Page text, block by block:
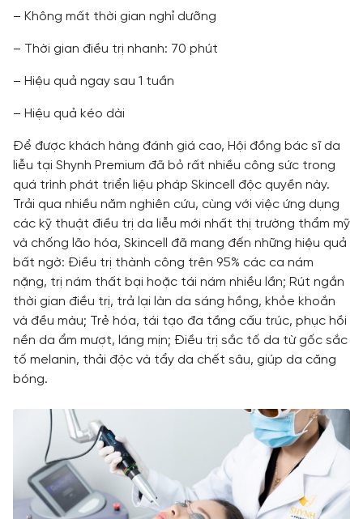
– Không mất thời gian nghỉ dưỡng
– Thời gian điều trị nhanh: 70 phút
– Hiệu quả ngay sau 1 tuần
– Hiệu quả kéo dài
Để được khách hàng đánh giá cao, Hội đồng bác sĩ da
liễu tại Shynh Premium đã bỏ rất nhiều công sức trong
quá trình phát triển liệu pháp Skincell độc quyền này.
Trải qua nhiều năm nghiên cứu, cùng với việc ứng dụng
các kỹ thuật điều trị da liễu mới nhất thị trường thẩm mỹ
và chống lão hóa, Skincell đã mang đến những hiệu quả
bất ngờ: Điều trị thành công trên 95% các ca nám
nặng, trị nám thất bại hoặc tái nám nhiều lần; Rút ngắn
thời gian điều trị, trả lại làn da sáng hồng, khỏe khoắn
và đều màu; Trẻ hóa, tái tạo đa tầng cấu trúc, phục hồi
nền da ẩm mượt, láng mịn; Điều trị sắc tố da từ gốc sắc
tố melanin, thải độc và tẩy da chết sâu, giúp da căng
bóng.